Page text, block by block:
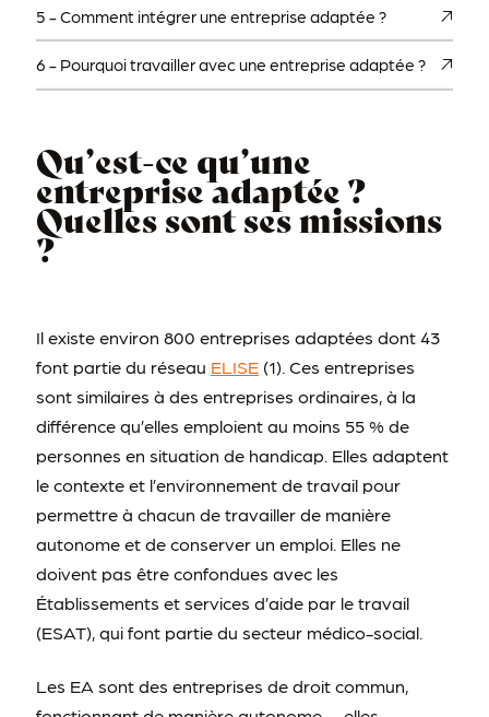
5 -Comment intégrer une entreprise adaptée ?
6 - Pourquoi travailler avec une entreprise adaptée ?
Qu’est-ce qu’une
entreprise adaptée ?
Quelles sont ses missions
?
Il existe environ 800 entreprises adaptées dont 43
font partie du réseau ELISE(1). Ces entreprises
sont similaires à des entreprises ordinaires, à la
différence qu’elles emploient au moins 55 % de
personnes en situation de handicap. Elles adaptent
le contexte et l’environnement de travail pour
permettre à chacun de travailler de manière
autonome et de conserver un emploi. Elles ne
doivent pas être confondues avec les
Établissements et services d’aide par le travail
(ESAT), qui font partie du secteur médico-social.
Les EA sont des entreprises de droit commun,